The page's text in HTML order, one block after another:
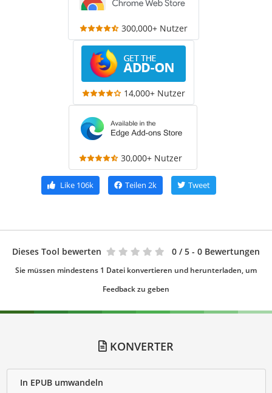
300,000+ Nutzer
14,000+ Nutzer
30,000+ Nutzer
Like 106k Teilen 2k Tweet
Dieses Tool bewerten 0 / 5 - 0 Bewertungen
Sie müssen mindestens 1 Datei konvertieren und herunterladen, um
Feedback zu geben
KONVERTER
In EPUB umwandeln